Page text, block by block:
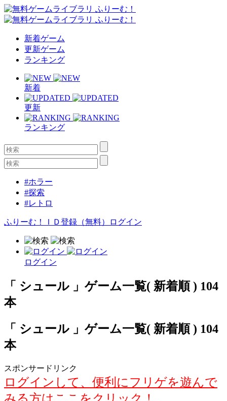
新着ゲーム
更新ゲーム
ランキング
新着
更新
ランキング
#ホラー
#探索
#レトロ
ふりーむ！ＩＤ登録（無料） ログイン
ログイン
「 シュール 」ゲーム一覧( 新着順 ) 104
本
「 シュール 」ゲーム一覧( 新着順 ) 104
本
スポンサードリンク
ログインして、便利にフリゲを遊んで
みる方はここをクリック！